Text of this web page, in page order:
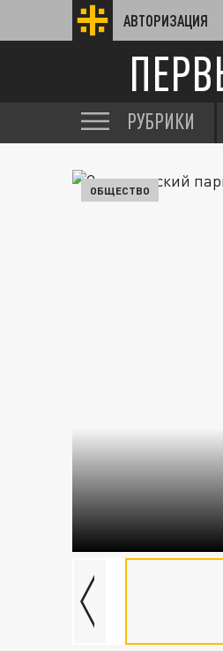
АВТОРИЗАЦИЯ
РУБРИКИ
ОБЩЕСТВО